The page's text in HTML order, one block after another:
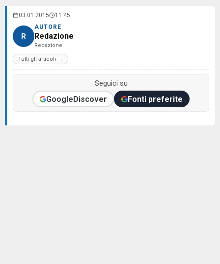
03.01.2015 11:45
R
AUTORE
Redazione
Redazione
Tutti gli articoli →
Seguici su
GoogleDiscover Fonti preferite